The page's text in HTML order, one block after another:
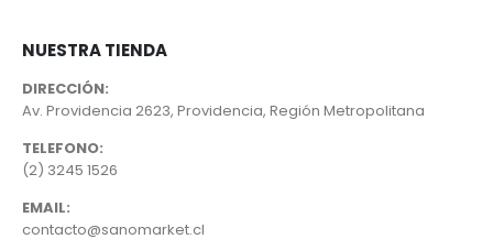
NUESTRA TIENDA
DIRECCIÓN:
Av. Providencia 2623, Providencia, Región Metropolitana
TELEFONO:
(2) 3245 1526
EMAIL:
contacto@sanomarket.cl